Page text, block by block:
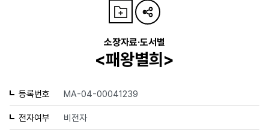
소장자료·도서별
<패왕별희>
등록번호 MA-04-00041239
전자여부 비전자